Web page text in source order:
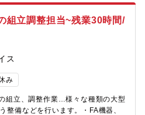
組立調整担当~残業30時間/
ス
み
組立、調整作業…様々な種類の大型
整備などを行います。・FA機器、